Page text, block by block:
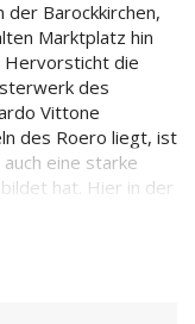
Barockkirchen,
Marktplatz hin
Hervorsticht die
des
Vittone
des Roero liegt, ist
eine starke
hat. Hier in der